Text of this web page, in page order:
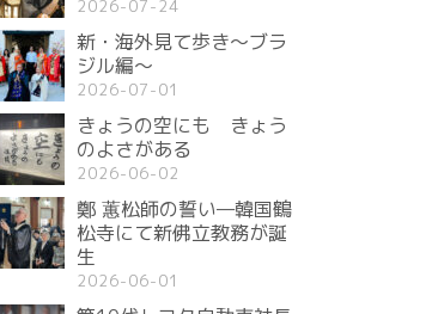
2026-07-24
新・海外見て歩き〜ブラ
ジル編〜
2026-07-01
きょうの空にも きょう
のよさがある
2026-06-02
鄭 蕙松師の誓い—韓国鶴
松寺にて新佛立教務が誕
生
2026-06-01